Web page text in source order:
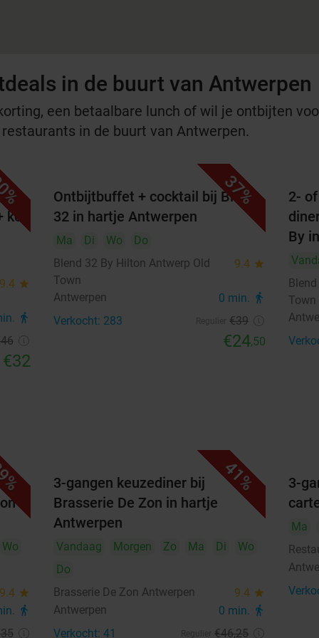
in de buurt van Antwerpen
een betaalbare lunch of wil je ontbijten
in de buurt van Antwerpen.
9.4 star
directions_walk
€32
37%
Ontbijtbuffet + cocktail bij Blend
32 in hartje Antwerpen
Ma Di Wo
Do
Blend 32 By Hilton Antwerp Old
Town
9.4 star
Antwerpen 0 min. directions_walk
Verkocht: 283 €39
€24,50
2-
By
Town
Wo
9.4 star
directions_walk
41%
3-gangen keuzediner bij
Brasserie De Zon in hartje
Antwerpen
Vandaag Morgen Zo Ma Di
Wo
Do
Brasserie De Zon Antwerpen
9.4 star
Antwerpen 0 min. directions_walk
Verkocht: 41 €46,25
3-
Ma